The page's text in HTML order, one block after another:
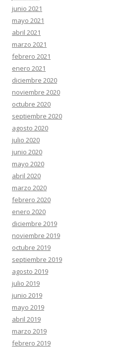
junio 2021
mayo 2021
abril 2021
marzo 2021
febrero 2021
enero 2021
diciembre 2020
noviembre 2020
octubre 2020
septiembre 2020
agosto 2020
julio 2020
junio 2020
mayo 2020
abril 2020
marzo 2020
febrero 2020
enero 2020
diciembre 2019
noviembre 2019
octubre 2019
septiembre 2019
agosto 2019
julio 2019
junio 2019
mayo 2019
abril 2019
marzo 2019
febrero 2019